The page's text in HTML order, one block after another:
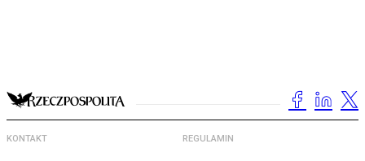
KONTAKT REGULAMIN